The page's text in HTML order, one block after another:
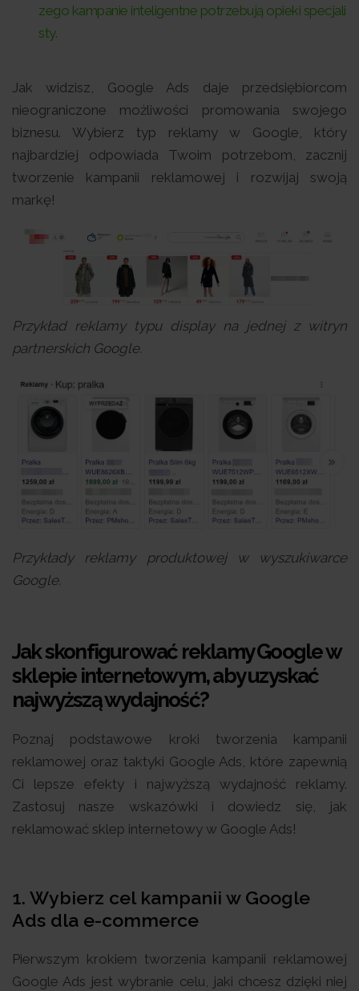
zego kampanie inteligentne potrzebują opieki specjali
sty.
Jak widzisz, Google Ads daje przedsiębiorcom
nieograniczone możliwości promowania swojego
biznesu. Wybierz typ reklamy w Google, który
najbardziej odpowiada Twoim potrzebom, zacznij
tworzenie kampanii reklamowej i rozwijaj swoją
markę!
Przykład reklamy typu display na jednej z witryn
partnerskich Google.
Przykłady reklamy produktowej w wyszukiwarce
Google.
Jak skonfigurować reklamy Google w
sklepie internetowym, aby uzyskać
najwyższą wydajność?
Poznaj podstawowe kroki tworzenia kampanii
reklamowej oraz taktyki Google Ads, które zapewnią
Ci lepsze efekty i najwyższą wydajność reklamy.
Zastosuj nasze wskazówki i dowiedz się, jak
reklamować sklep internetowy w Google Ads!
1. Wybierz cel kampanii w Google
Ads dla e-commerce
Pierwszym krokiem tworzenia kampanii reklamowej
Google Ads jest wybranie celu, jaki chcesz dzięki niej